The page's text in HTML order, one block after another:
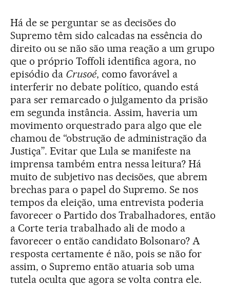
Há de se perguntar se as decisões do
Supremo têm sido calcadas na essência do
direito ou se não são uma reação a um grupo
que o próprio Toffoli identifica agora, no
episódio da Crusoé, como favorável a
interferir no debate político, quando está
para ser remarcado o julgamento da prisão
em segunda instância. Assim, haveria um
movimento orquestrado para algo que ele
chamou de “obstrução de administração da
Justiça”. Evitar que Lula se manifeste na
imprensa também entra nessa leitura? Há
muito de subjetivo nas decisões, que abrem
brechas para o papel do Supremo. Se nos
tempos da eleição, uma entrevista poderia
favorecer o Partido dos Trabalhadores, então
a Corte teria trabalhado ali de modo a
favorecer o então candidato Bolsonaro? A
resposta certamente é não, pois se não for
assim, o Supremo então atuaria sob uma
tutela oculta que agora se volta contra ele.